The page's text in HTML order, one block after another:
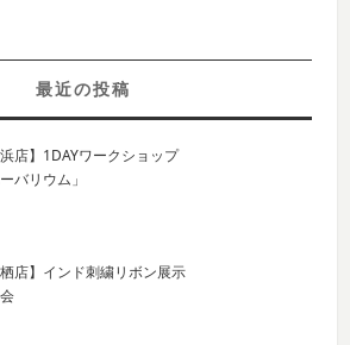
最近の投稿
浜店】1DAYワークショップ
ーバリウム」
栖店】インド刺繍リボン展示